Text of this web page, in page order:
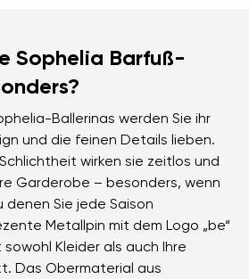
Sophelia Barfuß-
Ballerinas werden Sie ihr
und die feinen Details lieben.
wirken sie zeitlos und
Garderobe – besonders, wenn
denen Sie jede Saison
Metallpin mit dem Logo „be“
Kleider als auch Ihre
Das Obermaterial aus